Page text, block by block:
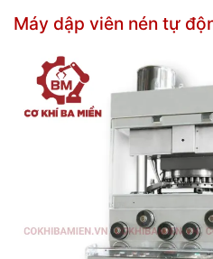
Máy dập viên nén tự